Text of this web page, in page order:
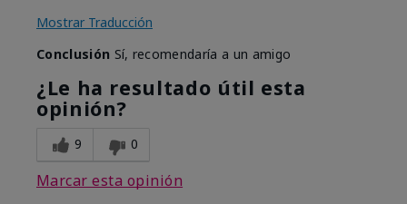
Mostrar Traducción
Conclusión Sí, recomendaría a un amigo
¿Le ha resultado útil esta
opinión?
9 0
Marcar esta opinión